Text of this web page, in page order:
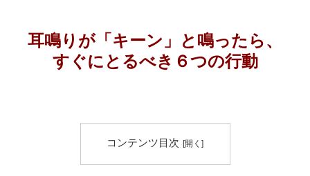
耳鳴りが「キーン」と鳴ったら、
すぐにとるべき６つの行動
コンテンツ目次